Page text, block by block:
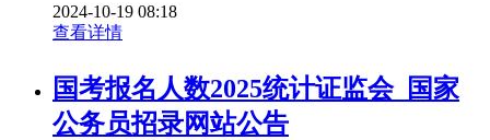
2024-10-19 08:18
查看详情
国考报名人数2025统计证监会_国家
公务员招录网站公告